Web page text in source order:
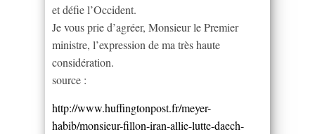
et défie l’Occident.
Je vous prie d’agréer, Monsieur le Premier
ministre, l’expression de ma très haute
considération.
source :
http://www.huffingtonpost.fr/meyer-
habib/monsieur-fillon-iran-allie-lutte-daech-